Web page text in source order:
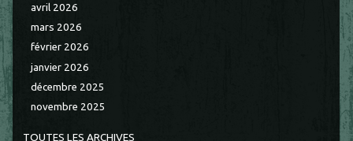
avril 2026
mars 2026
février 2026
janvier 2026
décembre 2025
novembre 2025
TOUTES LES ARCHIVES